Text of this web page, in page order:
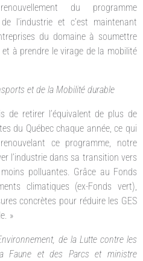
du programme
l’industrie et c’est maintenant
du domaine à soumettre
à prendre le virage de la mobilité
et de la Mobilité durable
de retirer l’équivalent de plus de
du Québec chaque année, ce qui
ce programme, notre
l’industrie dans sa transition vers
polluantes. Grâce au Fonds
climatiques (ex-Fonds vert),
concrètes pour réduire les GES
»
de la Lutte contre les
Faune et des Parcs et ministre